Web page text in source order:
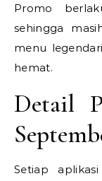
Promo
sehingga
menu
hemat.
Detail
Setiap